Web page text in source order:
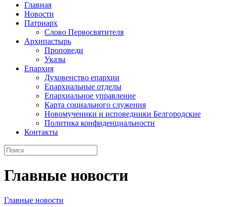
Главная
Новости
Патриарх
Слово Первосвятителя
Архипастырь
Проповеди
Указы
Епархия
Духовенство епархии
Епархиальные отделы
Епархиальное управление
Карта социального служения
Новомученики и исповедники Белгородские
Политика конфиденциальности
Контакты
Главные новости
Главные новости